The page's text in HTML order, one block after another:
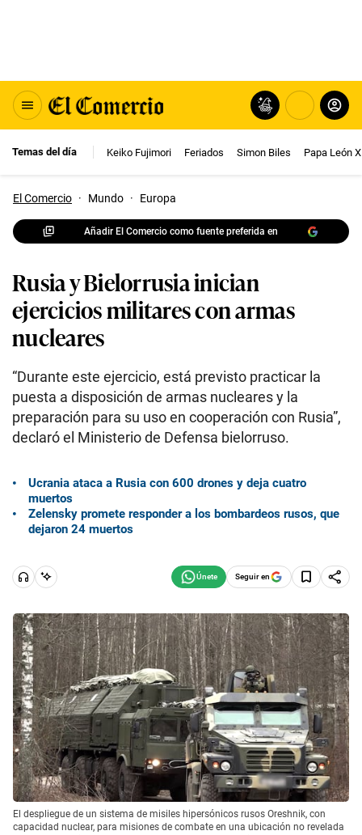
Temas del día Keiko Fujimori Feriados Simon Biles Papa León
El Comercio · Mundo · Europa
Añadir El Comercio como fuente preferida en
Rusia y Bielorrusia inician
ejercicios militares con armas
nucleares
“Durante este ejercicio, está previsto practicar la
puesta a disposición de armas nucleares y la
preparación para su uso en cooperación con Rusia”,
declaró el Ministerio de Defensa bielorruso.
Ucrania ataca a Rusia con 600 drones y deja cuatro
muertos
Zelensky promete responder a los bombardeos rusos, que
dejaron 24 muertos
Seguir en
El despliegue de un sistema de misiles hipersónicos rusos Oreshnik, con
capacidad nuclear, para misiones de combate en una ubicación no revelada